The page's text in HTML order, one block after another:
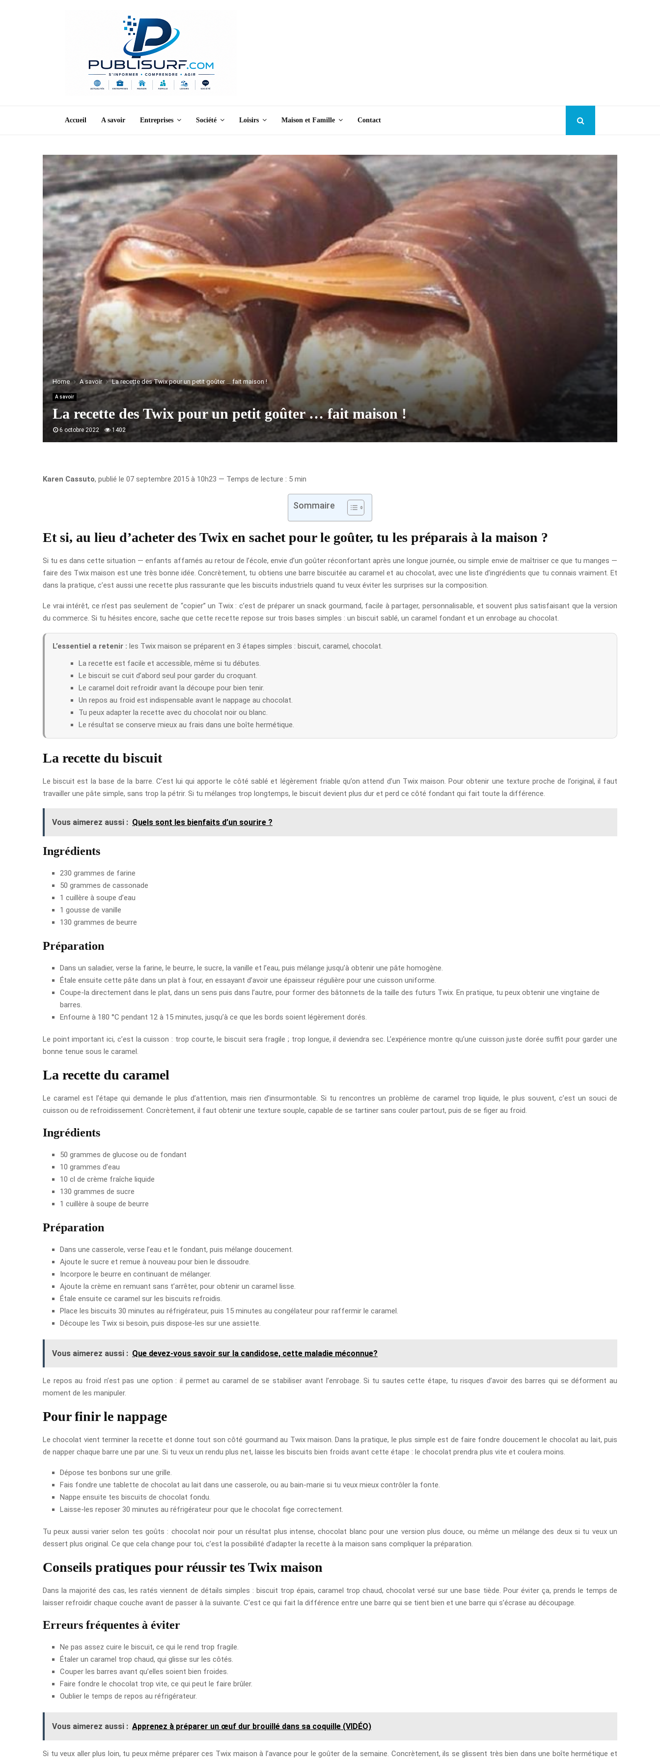
Accueil A savoir Entreprises Société Loisirs Maison et Famille Contact
Home A savoir La recette des Twix pour un petit goûter … fait maison !
A savoir
La recette des Twix pour un petit goûter … fait maison !
6 octobre 2022 1402
Karen Cassuto, publié le 07 septembre 2015 à 10h23 — Temps de lecture : 5 min
Sommaire
Et si, au lieu d’acheter des Twix en sachet pour le goûter, tu les préparais à la maison ?
Si tu es dans cette situation — enfants affamés au retour de l’école, envie d’un goûter réconfortant après une longue journée, ou simple envie de maîtriser ce que tu manges —
faire des Twix maison est une très bonne idée. Concrètement, tu obtiens une barre biscuitée au caramel et au chocolat, avec une liste d’ingrédients que tu connais vraiment. Et
dans la pratique, c’est aussi une recette plus rassurante que les biscuits industriels quand tu veux éviter les surprises sur la composition.
Le vrai intérêt, ce n’est pas seulement de “copier” un Twix : c’est de préparer un snack gourmand, facile à partager, personnalisable, et souvent plus satisfaisant que la version
du commerce. Si tu hésites encore, sache que cette recette repose sur trois bases simples : un biscuit sablé, un caramel fondant et un enrobage au chocolat.
L’essentiel a retenir : les Twix maison se préparent en 3 étapes simples : biscuit, caramel, chocolat.
La recette est facile et accessible, même si tu débutes.
Le biscuit se cuit d’abord seul pour garder du croquant.
Le caramel doit refroidir avant la découpe pour bien tenir.
Un repos au froid est indispensable avant le nappage au chocolat.
Tu peux adapter la recette avec du chocolat noir ou blanc.
Le résultat se conserve mieux au frais dans une boîte hermétique.
La recette du biscuit
Le biscuit est la base de la barre. C’est lui qui apporte le côté sablé et légèrement friable qu’on attend d’un Twix maison. Pour obtenir une texture proche de l’original, il faut
travailler une pâte simple, sans trop la pétrir. Si tu mélanges trop longtemps, le biscuit devient plus dur et perd ce côté fondant qui fait toute la différence.
Vous aimerez aussi : Quels sont les bienfaits d’un sourire ?
Ingrédients
230 grammes de farine
50 grammes de cassonade
1 cuillère à soupe d’eau
1 gousse de vanille
130 grammes de beurre
Préparation
Dans un saladier, verse la farine, le beurre, le sucre, la vanille et l’eau, puis mélange jusqu’à obtenir une pâte homogène.
Étale ensuite cette pâte dans un plat à four, en essayant d’avoir une épaisseur régulière pour une cuisson uniforme.
Coupe-la directement dans le plat, dans un sens puis dans l’autre, pour former des bâtonnets de la taille des futurs Twix. En pratique, tu peux obtenir une vingtaine de
barres.
Enfourne à 180 °C pendant 12 à 15 minutes, jusqu’à ce que les bords soient légèrement dorés.
Le point important ici, c’est la cuisson : trop courte, le biscuit sera fragile ; trop longue, il deviendra sec. L’expérience montre qu’une cuisson juste dorée suffit pour garder une
bonne tenue sous le caramel.
La recette du caramel
Le caramel est l’étape qui demande le plus d’attention, mais rien d’insurmontable. Si tu rencontres un problème de caramel trop liquide, le plus souvent, c’est un souci de
cuisson ou de refroidissement. Concrètement, il faut obtenir une texture souple, capable de se tartiner sans couler partout, puis de se figer au froid.
Ingrédients
50 grammes de glucose ou de fondant
10 grammes d’eau
10 cl de crème fraîche liquide
130 grammes de sucre
1 cuillère à soupe de beurre
Préparation
Dans une casserole, verse l’eau et le fondant, puis mélange doucement.
Ajoute le sucre et remue à nouveau pour bien le dissoudre.
Incorpore le beurre en continuant de mélanger.
Ajoute la crème en remuant sans t’arrêter, pour obtenir un caramel lisse.
Étale ensuite ce caramel sur les biscuits refroidis.
Place les biscuits 30 minutes au réfrigérateur, puis 15 minutes au congélateur pour raffermir le caramel.
Découpe les Twix si besoin, puis dispose-les sur une assiette.
Vous aimerez aussi : Que devez-vous savoir sur la candidose, cette maladie méconnue?
Le repos au froid n’est pas une option : il permet au caramel de se stabiliser avant l’enrobage. Si tu sautes cette étape, tu risques d’avoir des barres qui se déforment au
moment de les manipuler.
Pour finir le nappage
Le chocolat vient terminer la recette et donne tout son côté gourmand au Twix maison. Dans la pratique, le plus simple est de faire fondre doucement le chocolat au lait, puis
de napper chaque barre une par une. Si tu veux un rendu plus net, laisse les biscuits bien froids avant cette étape : le chocolat prendra plus vite et coulera moins.
Dépose tes bonbons sur une grille.
Fais fondre une tablette de chocolat au lait dans une casserole, ou au bain-marie si tu veux mieux contrôler la fonte.
Nappe ensuite tes biscuits de chocolat fondu.
Laisse-les reposer 30 minutes au réfrigérateur pour que le chocolat fige correctement.
Tu peux aussi varier selon tes goûts : chocolat noir pour un résultat plus intense, chocolat blanc pour une version plus douce, ou même un mélange des deux si tu veux un
dessert plus original. Ce que cela change pour toi, c’est la possibilité d’adapter la recette à la maison sans compliquer la préparation.
Conseils pratiques pour réussir tes Twix maison
Dans la majorité des cas, les ratés viennent de détails simples : biscuit trop épais, caramel trop chaud, chocolat versé sur une base tiède. Pour éviter ça, prends le temps de
laisser refroidir chaque couche avant de passer à la suivante. C’est ce qui fait la différence entre une barre qui se tient bien et une barre qui s’écrase au découpage.
Erreurs fréquentes à éviter
Ne pas assez cuire le biscuit, ce qui le rend trop fragile.
Étaler un caramel trop chaud, qui glisse sur les côtés.
Couper les barres avant qu’elles soient bien froides.
Faire fondre le chocolat trop vite, ce qui peut le faire brûler.
Oublier le temps de repos au réfrigérateur.
Vous aimerez aussi : Apprenez à préparer un œuf dur brouillé dans sa coquille (VIDÉO)
Si tu veux aller plus loin, tu peux même préparer ces Twix maison à l’avance pour le goûter de la semaine. Concrètement, ils se glissent très bien dans une boîte hermétique et